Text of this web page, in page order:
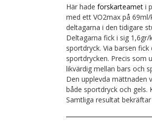
Här hadeforskarteamet i
med ett VO2max på
deltagarna i den tidigare
Deltagarna fick i sig
sportdryck. Via barsen
sportdrycken. Precis som
likvärdig mellan bars och
Den upplevda mättnaden
både sportdryck och gels.
Samtliga resultat